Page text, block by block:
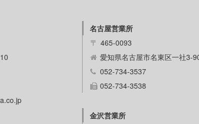
名古屋営業所
〒 465-0093
愛知県名古屋市名東区一社3-
052-734-3537
052-734-3538
金沢営業所